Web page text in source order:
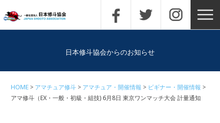
日本修斗協会からのお知らせ
HOME アマチュア修斗 アマチュア・開催情報
ビギナー・開催情報
アマ修斗（EX・一般・初級・組技) 6月8日 東京ワンマッチ大会 計量通知